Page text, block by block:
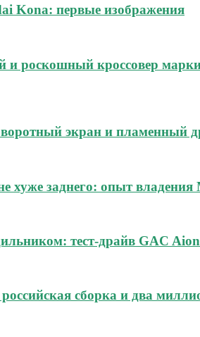
Kona: первые изображения
и роскошный кроссовер
экран и пламенный
хуже заднего: опыт
тест-драйв GAC
сборка и два